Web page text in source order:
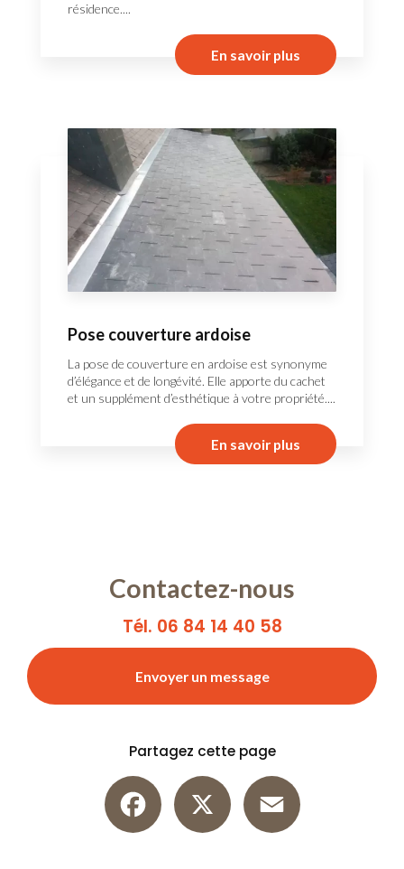
résidence....
En savoir plus
Pose couverture ardoise
La pose de couverture en ardoise est synonyme
d’élégance et de longévité. Elle apporte du cachet
et un supplément d’esthétique à votre propriété....
En savoir plus
Contactez-nous
Tél. 06 84 14 40 58
Envoyer un message
Partagez cette page
Facebook